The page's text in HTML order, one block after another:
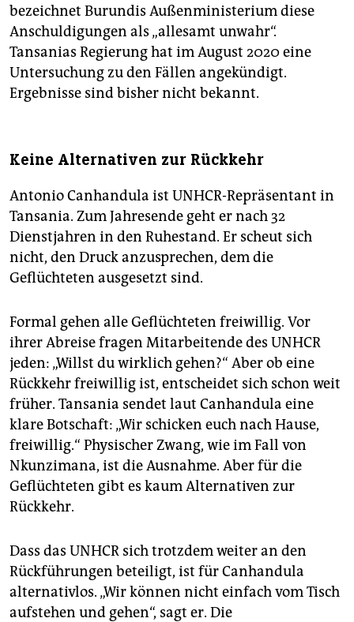
bezeichnet Burundis Außenministerium diese
Anschuldigungen als „allesamt unwahr“.
Tansanias Regierung hat im August 2020 eine
Untersuchung zu den Fällen angekündigt.
Ergebnisse sind bisher nicht bekannt.
Keine Alternativen zur Rückkehr
Antonio Canhandula ist UNHCR-Repräsentant in
Tansania. Zum Jahresende geht er nach 32
Dienstjahren in den Ruhestand. Er scheut sich
nicht, den Druck anzusprechen, dem die
Geflüchteten ausgesetzt sind.
Formal gehen alle Geflüchteten freiwillig. Vor
ihrer Abreise fragen Mitarbeitende des UNHCR
jeden: „Willst du wirklich gehen?“ Aber ob eine
Rückkehr freiwillig ist, entscheidet sich schon weit
früher. Tansania sendet laut Canhandula eine
klare Botschaft: „Wir schicken euch nach Hause,
freiwillig.“ Physischer Zwang, wie im Fall von
Nkunzimana, ist die Ausnahme. Aber für die
Geflüchteten gibt es kaum Alternativen zur
Rückkehr.
Dass das UNHCR sich trotzdem weiter an den
Rückführungen beteiligt, ist für Canhandula
alternativlos. „Wir können nicht einfach vom Tisch
aufstehen und gehen“, sagt er. Die